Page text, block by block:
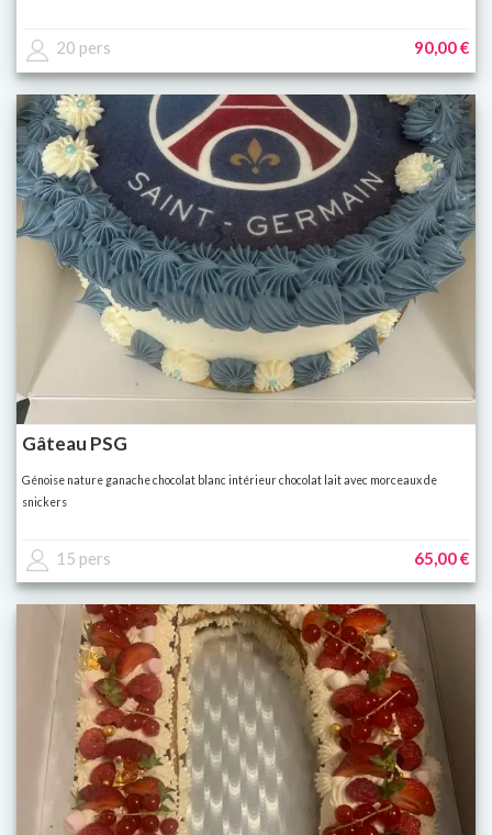
20 pers 90,00 €
Gâteau PSG
Génoise nature ganache chocolat blanc intérieur chocolat lait avec morceaux de
snickers
15 pers 65,00 €